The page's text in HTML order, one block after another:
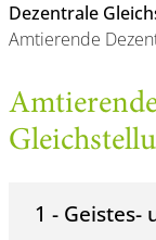
Dezentrale
Amtierende
1 - Geistes-